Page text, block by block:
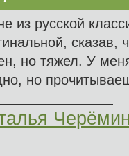
из русской
сказав,
но тяжел. У
но